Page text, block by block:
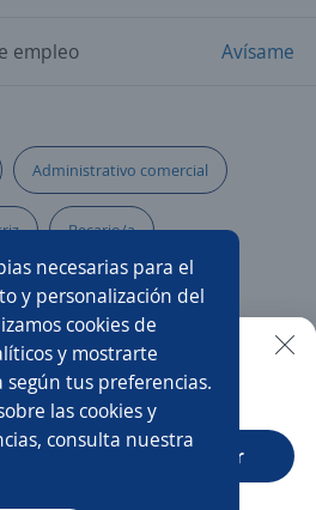
necesarias para el
y personalización del
cookies de
y mostrarte
tus preferencias.
las cookies y
consulta nuestra
empleo Avísame
Administrativo comercial
Becario/a
Asesor/a
Ejecutivo/a
a
selección
más fácil en la app
Abrir